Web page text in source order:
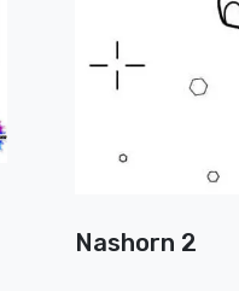
Nashorn 2